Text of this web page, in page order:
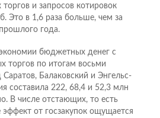
и запросов котировок
Это в 1,6 раза больше, чем за
года.
бюджетных денег с
торгов по итогам восьми
Саратов, Балаковский и Энгельс­
составила 222, 68,4 и 52,3 млн
В числе отстающих, то есть
эффект от госзакупок ощущается